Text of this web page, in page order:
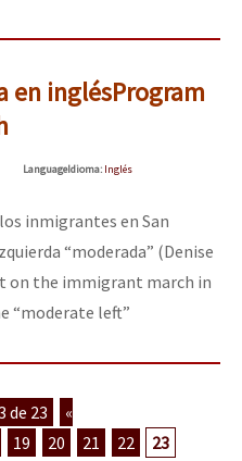
en inglésProgram
LanguageIdioma: Inglés
inmigrantes en San
“moderada” (Denise
on the immigrant march in
“moderate left”
de 23
«
19 20 21 22 23